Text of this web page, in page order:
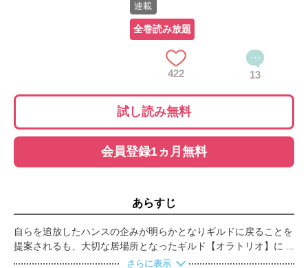
連載
全巻読み放題
422 13
試し読み無料
会員登録1ヵ月無料
あらすじ
自らを追放したハンスの企みが明らかとなりギルドに戻ることを
提案されるも、大切な居場所となったギルド【オラトリオ】にと
どまることを決意したラベル。ついに合流を果たした【オールグ
さらに表示